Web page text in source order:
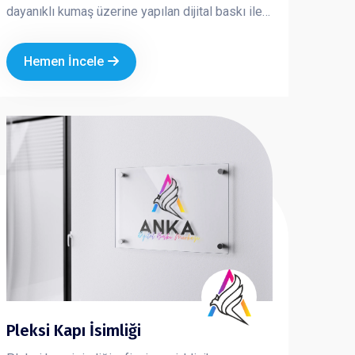
dayanıklı kumaş üzerine yapılan dijital baskı ile
alanlarda güvenle kullanılabilir.
Hemen İncele
Pleksi Kapı İsimliği